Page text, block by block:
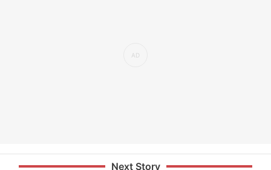
Next Story